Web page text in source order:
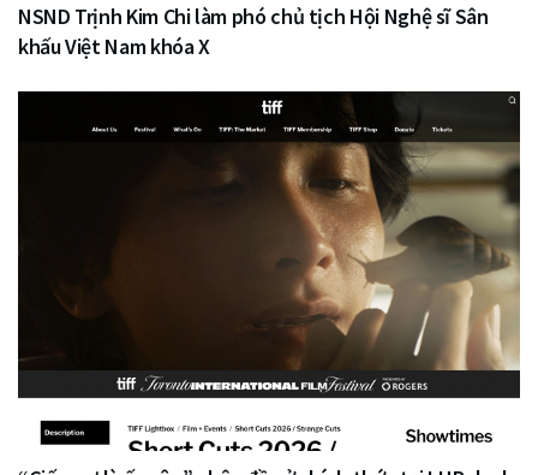
NSND Trịnh Kim Chi làm phó chủ tịch Hội Nghệ sĩ Sân
khấu Việt Nam khóa X